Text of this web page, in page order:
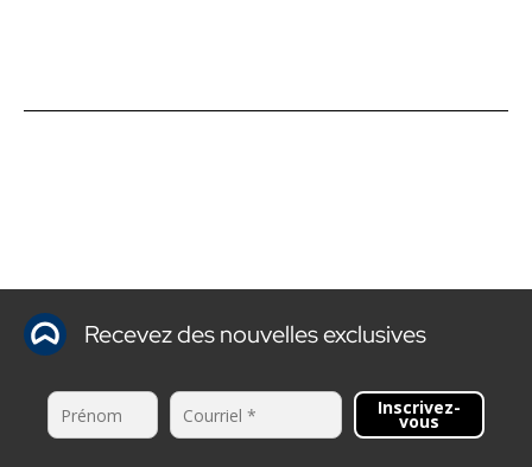
Recevez des nouvelles exclusives
Inscrivez-
vous